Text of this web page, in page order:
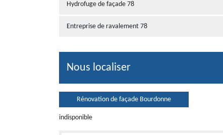
Hydrofuge de façade 78
Entreprise de ravalement 78
Nous localiser
Rénovation de façade Bourdonne
indisponible